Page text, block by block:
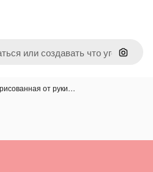
Поиск
от руки…